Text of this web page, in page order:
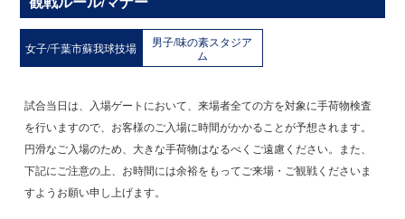
女子/千葉市蘇我球技場
男子/味の素スタジア
ム
試合当日は、入場ゲートにおいて、来場者全ての方を対象に手荷物検査
を行いますので、お客様のご入場に時間がかかることが予想されます。
円滑なご入場のため、大きな手荷物はなるべくご遠慮ください。また、
下記にご注意の上、お時間には余裕をもってご来場・ご観戦くださいま
すようお願い申し上げます。